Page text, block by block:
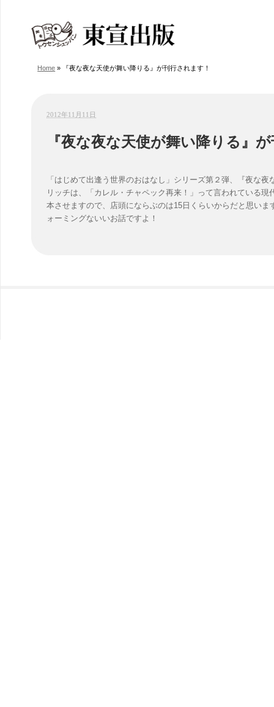
Home » 『夜な夜な天使が舞い降りる』が刊行されます！
2012年11月11日
『夜な夜な天使が舞い降りる』
「はじめて出逢う世界のおはなし」シリーズ第２弾、『夜な
リッチは、「カレル・チャペック再来！」って言われている
本させますので、店頭にならぶのは15日くらいからだと思い
ォーミングないいお話ですよ！